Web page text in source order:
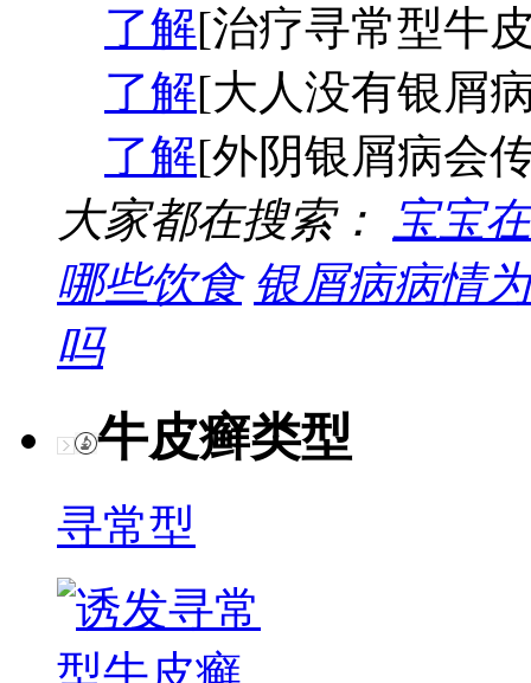
了解[治疗寻常型牛
了解[大人没有银屑
了解[外阴银屑病会
大家都在搜索：
宝宝
哪些饮食 银屑病病情
吗
牛皮癣类型
寻常型